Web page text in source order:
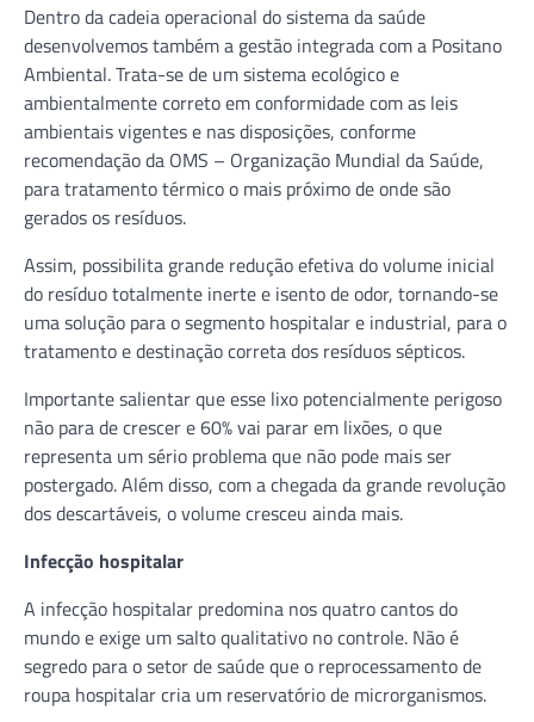
Dentro da cadeia operacional do sistema da saúde
desenvolvemos também a gestão integrada com a Positano
Ambiental. Trata-se de um sistema ecológico e
ambientalmente correto em conformidade com as leis
ambientais vigentes e nas disposições, conforme
recomendação da OMS – Organização Mundial da Saúde,
para tratamento térmico o mais próximo de onde são
gerados os resíduos.
Assim, possibilita grande redução efetiva do volume inicial
do resíduo totalmente inerte e isento de odor, tornando-se
uma solução para o segmento hospitalar e industrial, para o
tratamento e destinação correta dos resíduos sépticos.
Importante salientar que esse lixo potencialmente perigoso
não para de crescer e 60% vai parar em lixões, o que
representa um sério problema que não pode mais ser
postergado. Além disso, com a chegada da grande revolução
dos descartáveis, o volume cresceu ainda mais.
Infecção hospitalar
A infecção hospitalar predomina nos quatro cantos do
mundo e exige um salto qualitativo no controle. Não é
segredo para o setor de saúde que o reprocessamento de
roupa hospitalar cria um reservatório de microrganismos.